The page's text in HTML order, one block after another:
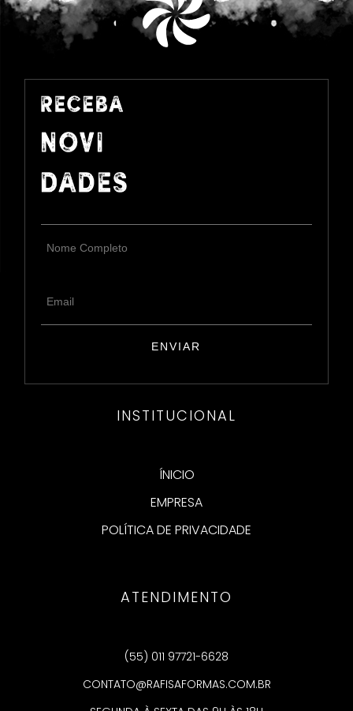
INSTITUCIONAL
ÍNICIO
EMPRESA
POLÍTICA DE PRIVACIDADE
ATENDIMENTO
(55) 011 97721-6628
CONTATO@RAFISAFORMAS.COM.BR